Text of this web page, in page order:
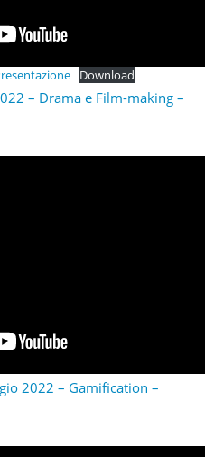
Download
– Drama e Film-making –
2022 – Gamification –